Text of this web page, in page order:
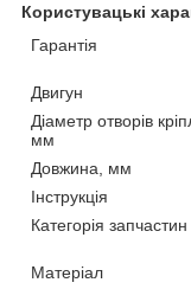
Користувацькі
Гарантія
Двигун
Діаметр отворів
мм
Довжина, мм
Інструкція
Категорія запчастин
Матеріал